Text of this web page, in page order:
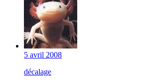
5 avril 2008
décalage